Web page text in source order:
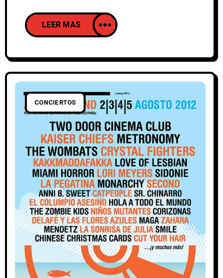
single en cuestion es “Evil”, un cover de
un tema blues de Howlin’ Wolf que está
enmarcado dentro de las “Blue Series”,
White grabado en los estudios propiedad
de éste, Third Man
LEER MAS
CONCIERTOS